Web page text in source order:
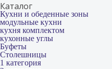
Каталог
Кухни и обеденные зоны
модульные кухни
кухня комплектом
кухонные углы
Буфеты
Столешницы
1 категория